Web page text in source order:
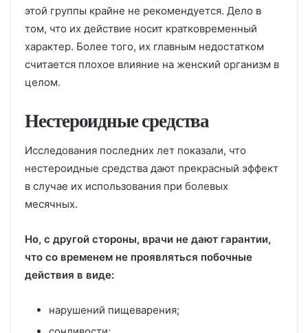
этой группы крайне не рекомендуется. Дело в
том, что их действие носит кратковременный
характер. Более того, их главным недостатком
считается плохое влияние на женский организм в
целом.
Нестероидные средства
Исследования последних лет показали, что
нестероидные средства дают прекрасный эффект
в случае их использования при болевых
месячных.
Но, с другой стороны, врачи не дают гарантии,
что со временем не проявляться побочные
действия в виде:
нарушений пищеварения;